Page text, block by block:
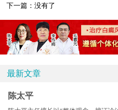
下一篇：没有了
最新文章
陈太平